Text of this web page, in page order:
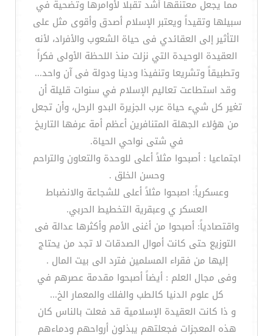
مما يجعل معتنقها أشد تقبلا لأوامرها وتضحية في
سبيلها وتقيداً ويعتبر الإسلام أصدق وأقوى مثل على
التأثير إلى العقائدي فى حياة الشعوب والأفراد، لأنه
العقيدة الوحيدة التي نزلت منذ اللحظة الأولى فكراً
وتطبيقاً وتشريعا وتنفيذا ودينا ودولة فى آن واحد...
وقد استطاعت تعاليم الإسلام في سنوات قليلة أن
تغير كل شيء حياة عرب الجزيرة البدو الرحل، وأن تجعل
من هؤلاء الجهلة المتنافرين أعظم أمة عرفها التاريخ
في شتى نواحي الحياة.
اجتماعيا : أصبحوا مثلاً أعلى للوحدة والتعاون والتراحم
وحسن الخلق .
وعسكرياً: اصبحوا مثلاً أعلى للشجاعة والانضباط
العسكر ي وعبقرية التخطيط الحربي.
واقتصادياً: أصبحوا من أغنى الأمم وأكثرها عدالة فى
التوزيع حتى كانت أموال الصدقات لا تجد من يحتاج
إليها من فقراء المسلمين فترد الى بيت المال .
وفى مجال العلم : أيضاً أصبحوا مقدمة عصرهم في
كل علوم الدنيا كالطب والفلك والمعمار الخ...
و ذا كانت العقيدة الإسلامية قد فعلت بالناس كان
هذه المعجزات فجعلتهم يبذلون أرواحهم ودماءهم